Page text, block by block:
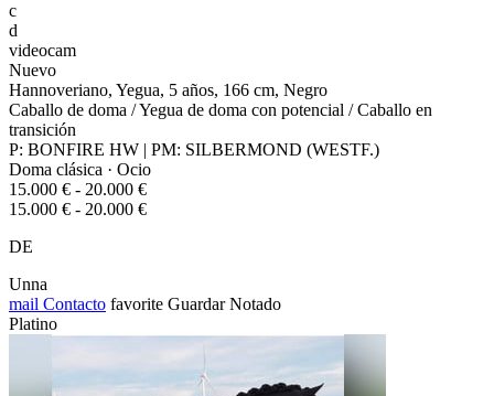
c
d
videocam
Nuevo
Hannoveriano, Yegua, 5 años, 166 cm, Negro
Caballo de doma / Yegua de doma con potencial / Caballo en
transición
P: BONFIRE HW | PM: SILBERMOND (WESTF.)
Doma clásica · Ocio
15.000 € - 20.000 €
15.000 € - 20.000 €
DE
Unna
mail Contacto favorite Guardar Notado
Platino